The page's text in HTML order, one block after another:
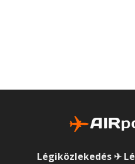
Légiközlekedés ✈